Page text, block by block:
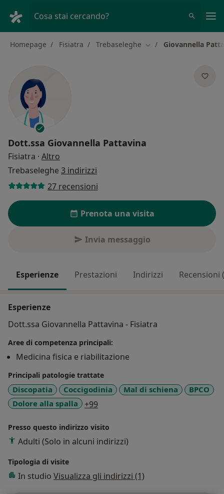
Cosa stai cercando?
Homepage Fisiatra Trebaseleghe Cambia città
Giovannella
Dott.ssa Giovannella Pattavina
Fisiatra · Altro
Trebaseleghe 3 indirizzi
27 recensioni
Prenota una visita
Invia messaggio
Esperienze Prestazioni Indirizzi Recensioni
Esperienze
Dott.ssa Giovannella Pattavina - Fisiatra
Aree di competenza principali:
Medicina fisica e riabilitazione
Principali patologie trattate
Discopatia Coccigodinia Mal di schiena
BPCO
Dolore alla spalla
+99a11y_sr_more_diseases
Presso questo indirizzo visito
Adulti (Solo in alcuni indirizzi)
Tipologia di visite
In studio Visualizza gli indirizzi (1)